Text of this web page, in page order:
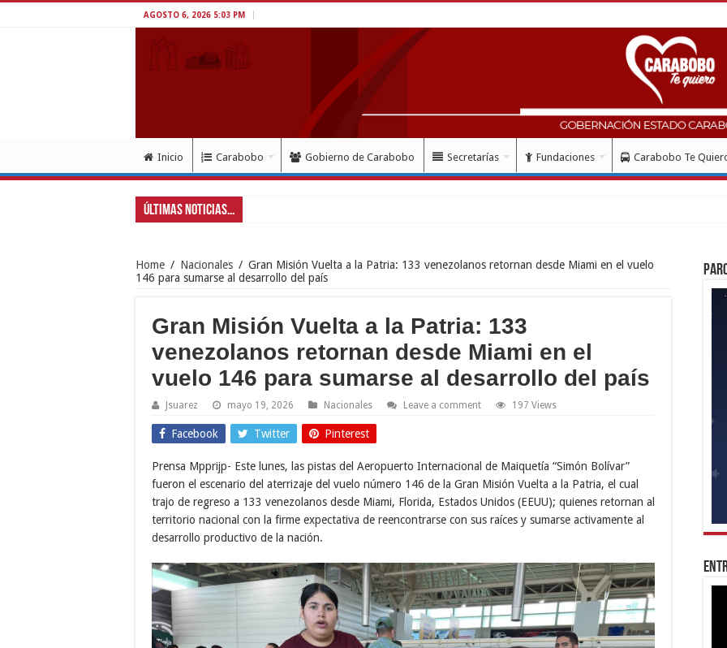
AGOSTO 6, 2026 5:03 PM
Inicio Carabobo Gobierno de Carabobo Secretarías Fundaciones Carabobo Te
Últimas Noticias...
Home / Nacionales / Gran Misión Vuelta a la Patria: 133 venezolanos retornan desde Miami en el vuelo
146 para sumarse al desarrollo del país
Gran Misión Vuelta a la Patria: 133
venezolanos retornan desde Miami en el
vuelo 146 para sumarse al desarrollo del país
Jsuarez mayo 19, 2026 Nacionales Leave a comment 197 Views
Facebook Twitter Pinterest
Prensa Mpprijp- Este lunes, las pistas del Aeropuerto Internacional de Maiquetía “Simón Bolívar”
fueron el escenario del aterrizaje del vuelo número 146 de la Gran Misión Vuelta a la Patria, el cual
trajo de regreso a 133 venezolanos desde Miami, Florida, Estados Unidos (EEUU); quienes retornan al
territorio nacional con la firme expectativa de reencontrarse con sus raíces y sumarse activamente al
desarrollo productivo de la nación.